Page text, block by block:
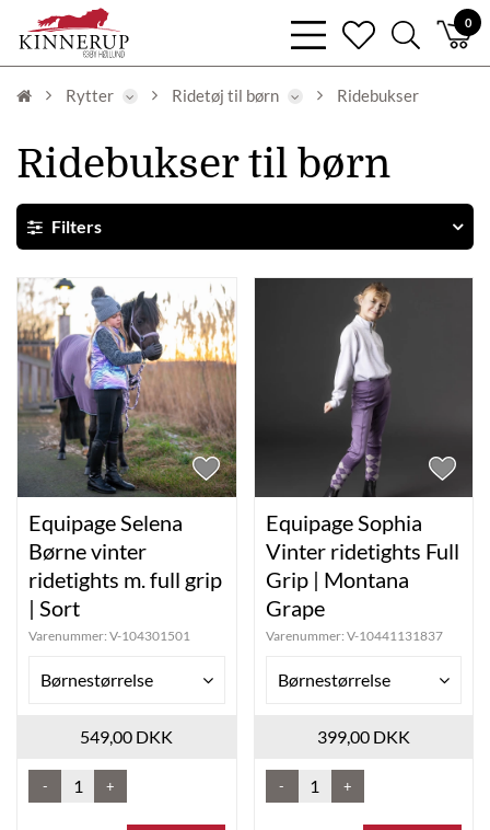
0
bars
light
heart
search
light
Rytter Ridetøj til børn Ridebukser
Ridebukser til børn
Filters
Equipage Selena
Børne vinter
ridetights m. full grip
| Sort
Varenummer: V-104301501
Børnestørrelse
549,00 DKK
- +
Equipage Sophia
Vinter ridetights Full
Grip | Montana
Grape
Varenummer: V-10441131837
Børnestørrelse
399,00 DKK
- +